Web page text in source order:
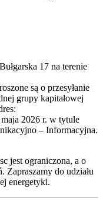
17 na terenie
są o przesyłanie
grupy kapitałowej
2026 r. w tytule
– Informacyjna.
jest ograniczona, a o
Zapraszamy do udziału
energetyki.